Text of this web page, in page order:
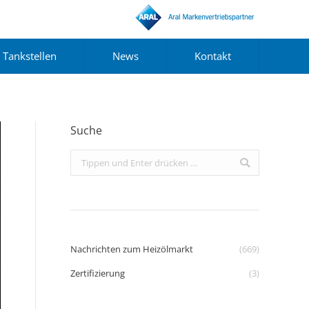
Tankstellen News Kontakt
Suche
Search:
Nachrichten zum Heizölmarkt
(669)
Zertifizierung
(3)